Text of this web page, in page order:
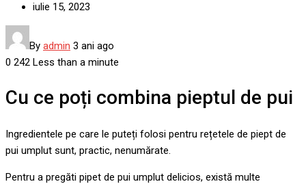
iulie 15, 2023
By admin 3 ani ago
0 242 Less than a minute
Cu ce poți combina pieptul de pui
Ingredientele pe care le puteți folosi pentru rețetele de piept de
pui umplut sunt, practic, nenumărate.
Pentru a pregăti pipet de pui umplut delicios, există multe